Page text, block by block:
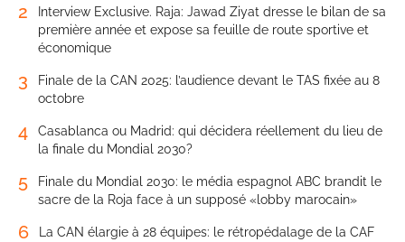
2
Interview Exclusive. Raja: Jawad Ziyat dresse le bilan de sa
première année et expose sa feuille de route sportive et
économique
3
Finale de la CAN 2025: l’audience devant le TAS fixée au 8
octobre
4
Casablanca ou Madrid: qui décidera réellement du lieu de
la finale du Mondial 2030?
5
Finale du Mondial 2030: le média espagnol ABC brandit le
sacre de la Roja face à un supposé «lobby marocain»
6 La CAN élargie à 28 équipes: le rétropédalage de la CAF